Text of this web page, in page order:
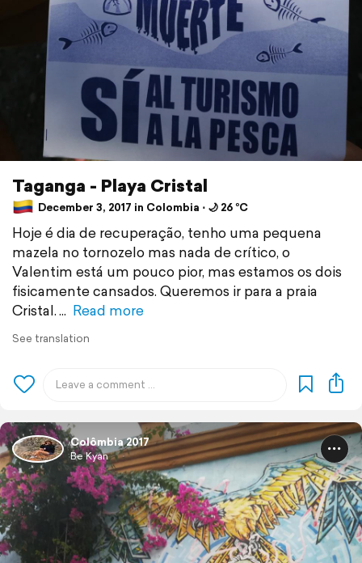
Taganga - Playa Cristal
December 3, 2017 in Colombia ⋅ 🌙 26 °C
Hoje é dia de recuperação, tenho uma pequena
mazela no tornozelo mas nada de crítico, o
Valentim está um pouco pior, mas estamos os dois
fisicamente cansados. Queremos ir para a praia
Cristal.
Read more
See translation
Colômbia 2017
Be Kyan